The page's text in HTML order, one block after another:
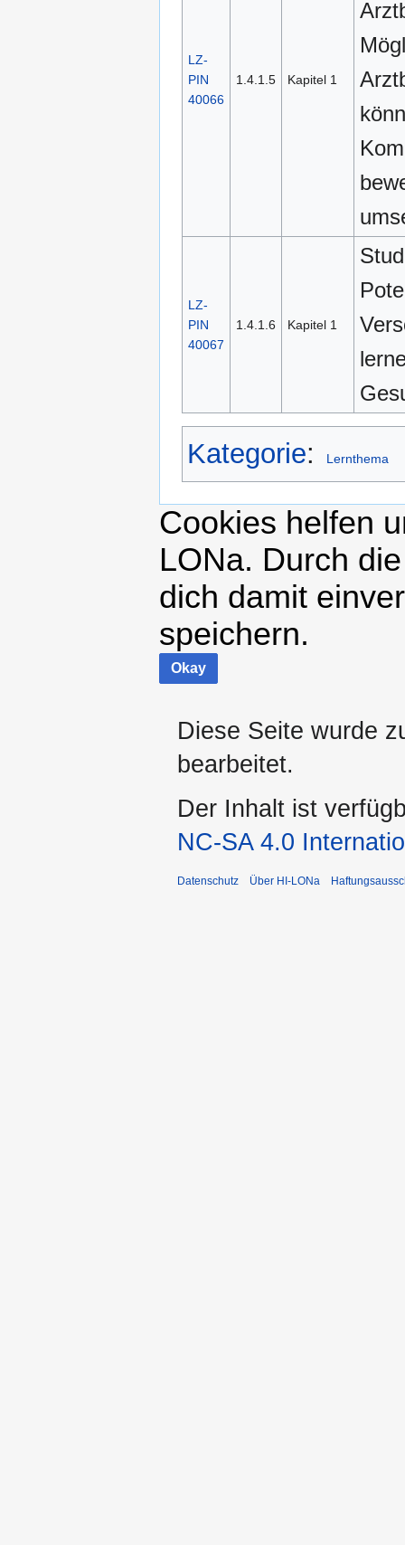
LZ-
PIN
40066
1.4.1.5 Kapitel 1
LZ-
PIN
40067
1.4.1.6 Kapitel 1
Kategorie: Lernthema
Cookies helfen
LONa. Durch
dich damit
speichern.
Okay
Diese Seite wurde
bearbeitet.
Der Inhalt ist
NC-SA 4.0
Datenschutz Über HI-LONa